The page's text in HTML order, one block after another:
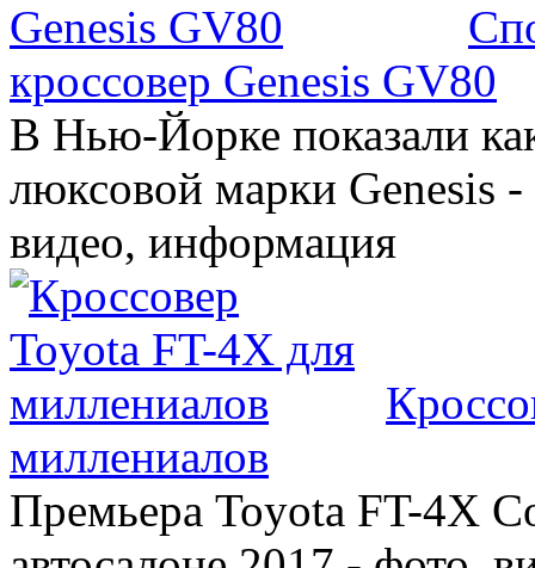
кроссовер Genesis GV80
В Нью-Йорке показали
люксовой марки Genesis
видео, информация
миллениалов
Премьера Toyota FT-4X